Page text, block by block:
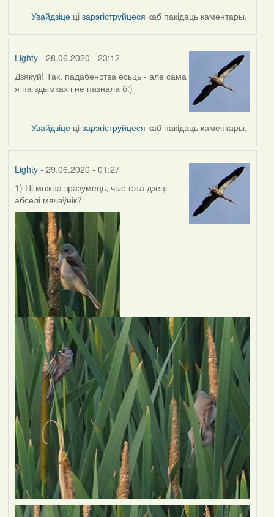
LightyУвайдзіце цізарэгіструйцеся каб пакідаць каментары.
Lighty- 28.06.2020 - 23:12
In
reply
Harrier
Дзякуй! Так, падабенства ёсьць - але сама
я па здымках і не пазнала б:)
Увайдзіце цізарэгіструйцеся каб пакідаць каментары.
Lighty- 29.06.2020 - 01:27
1) Ці можна зразумець, чые гэта дзеці
абселі мячэўнік?